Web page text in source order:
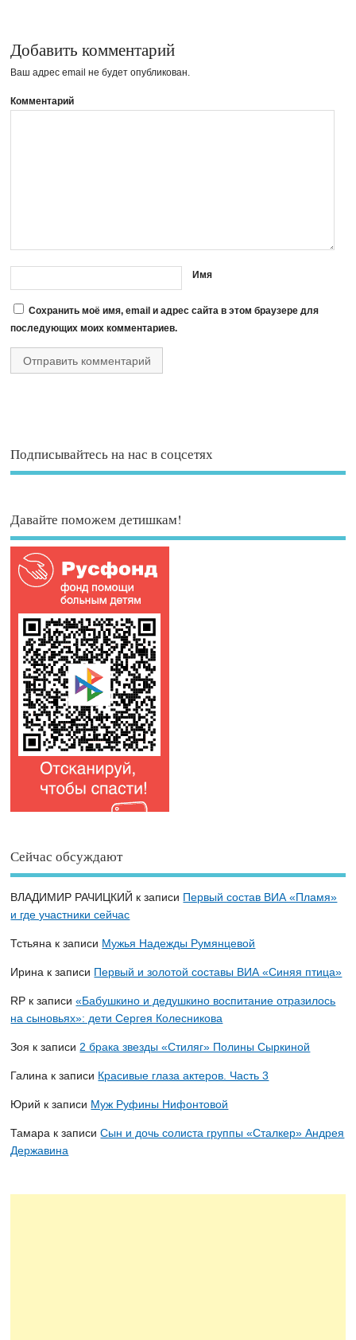
Добавить комментарий
Ваш адрес email не будет опубликован.
Комментарий
Имя
Сохранить моё имя, email и адрес сайта в этом браузере для
последующих моих комментариев.
Подписывайтесь на нас в соцсетях
Давайте поможем детишкам!
Сейчас обсуждают
ВЛАДИМИР РАЧИЦКИЙ к записи Первый состав ВИА «Пламя»
и где участники сейчас
Тстьяна к записи Мужья Надежды Румянцевой
Ирина к записи Первый и золотой составы ВИА «Синяя птица»
RP к записи«Бабушкино и дедушкино воспитание отразилось
на сыновьях»: дети Сергея Колесникова
Зоя к записи2 брака звезды «Стиляг» Полины Сыркиной
Галина к записи Красивые глаза актеров. Часть 3
Юрий к записи Муж Руфины Нифонтовой
Тамара к записиСын и дочь солиста группы «Сталкер» Андрея
Державина